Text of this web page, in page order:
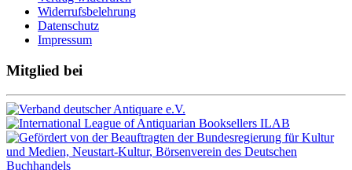
Widerrufsbelehrung
Datenschutz
Impressum
Mitglied bei